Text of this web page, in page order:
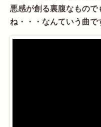
悪感が創る裏腹なもの
ね・・・なんていう曲で